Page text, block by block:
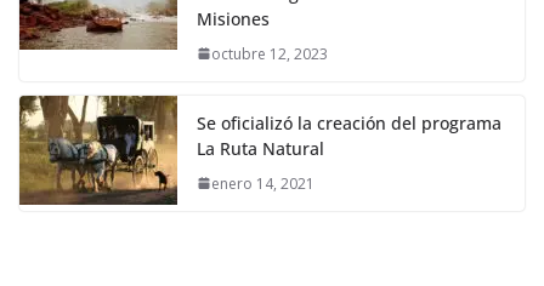
Misiones
octubre 12, 2023
Se oficializó la creación del programa
La Ruta Natural
enero 14, 2021